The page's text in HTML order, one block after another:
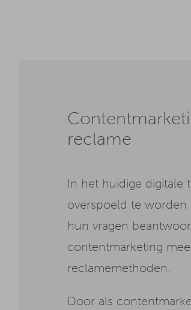
reclame
In het huidige digitale
overspoeld te worden
hun vragen
contentmarketing
reclamemethoden.
Door als